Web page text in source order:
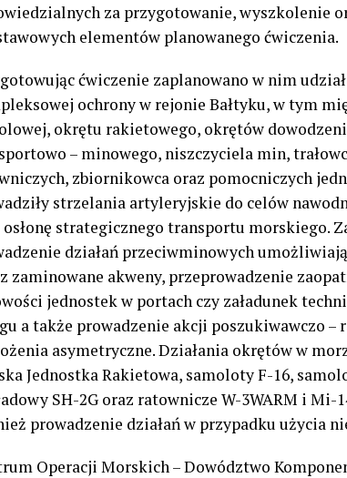
za przygotowanie, wyszkolenie
elementów planowanego ćwiczenia.
ćwiczenie zaplanowano w nim
ochrony w rejonie Bałtyku, w tym
okrętu rakietowego, okrętów
– minowego, niszczyciela min,
zbiornikowca oraz pomocniczych
strzelania artyleryjskie do celów
osłonę strategicznego transportu morskiego.
działań przeciwminowych
zaminowane akweny, przeprowadzenie
jednostek w portach czy załadunek
a także prowadzenie akcji poszukiwawczo –
asymetryczne. Działania okrętów w
Jednostka Rakietowa, samoloty F-16,
SH-2G oraz ratownicze W-3WARM i Mi-
prowadzenie działań w przypadku użycia
Operacji Morskich – Dowództwo